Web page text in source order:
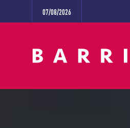
07/08/2026